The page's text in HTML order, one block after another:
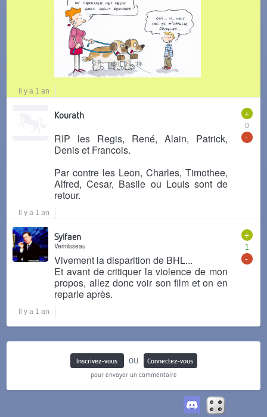
Il y a 1 an
+
0
-
Kourath
RIP les Regis, René, Alain, Patrick,
Denis et Francois.
Par contre les Leon, Charles, Timothee,
Alfred, Cesar, Basile ou Louis sont de
retour.
Il y a 1 an
+
1
-
Sylfaen
Vermisseau
Vivement la disparition de BHL...
Et avant de critiquer la violence de mon
propos, allez donc voir son film et on en
reparle après.
Il y a 1 an
Inscrivez-vous ou
Connectez-vous
pour envoyer un commentaire